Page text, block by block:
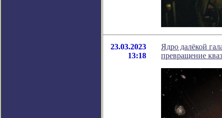
23.03.2023
13:18
Ядро далёкой
превращение